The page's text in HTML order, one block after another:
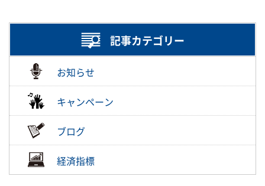
記事カテゴリー
お知らせ
キャンペーン
ブログ
経済指標